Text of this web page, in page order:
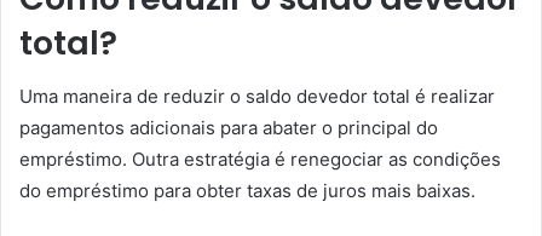
total?
Uma maneira de reduzir o saldo devedor total é realizar
pagamentos adicionais para abater o principal do
empréstimo. Outra estratégia é renegociar as condições
do empréstimo para obter taxas de juros mais baixas.